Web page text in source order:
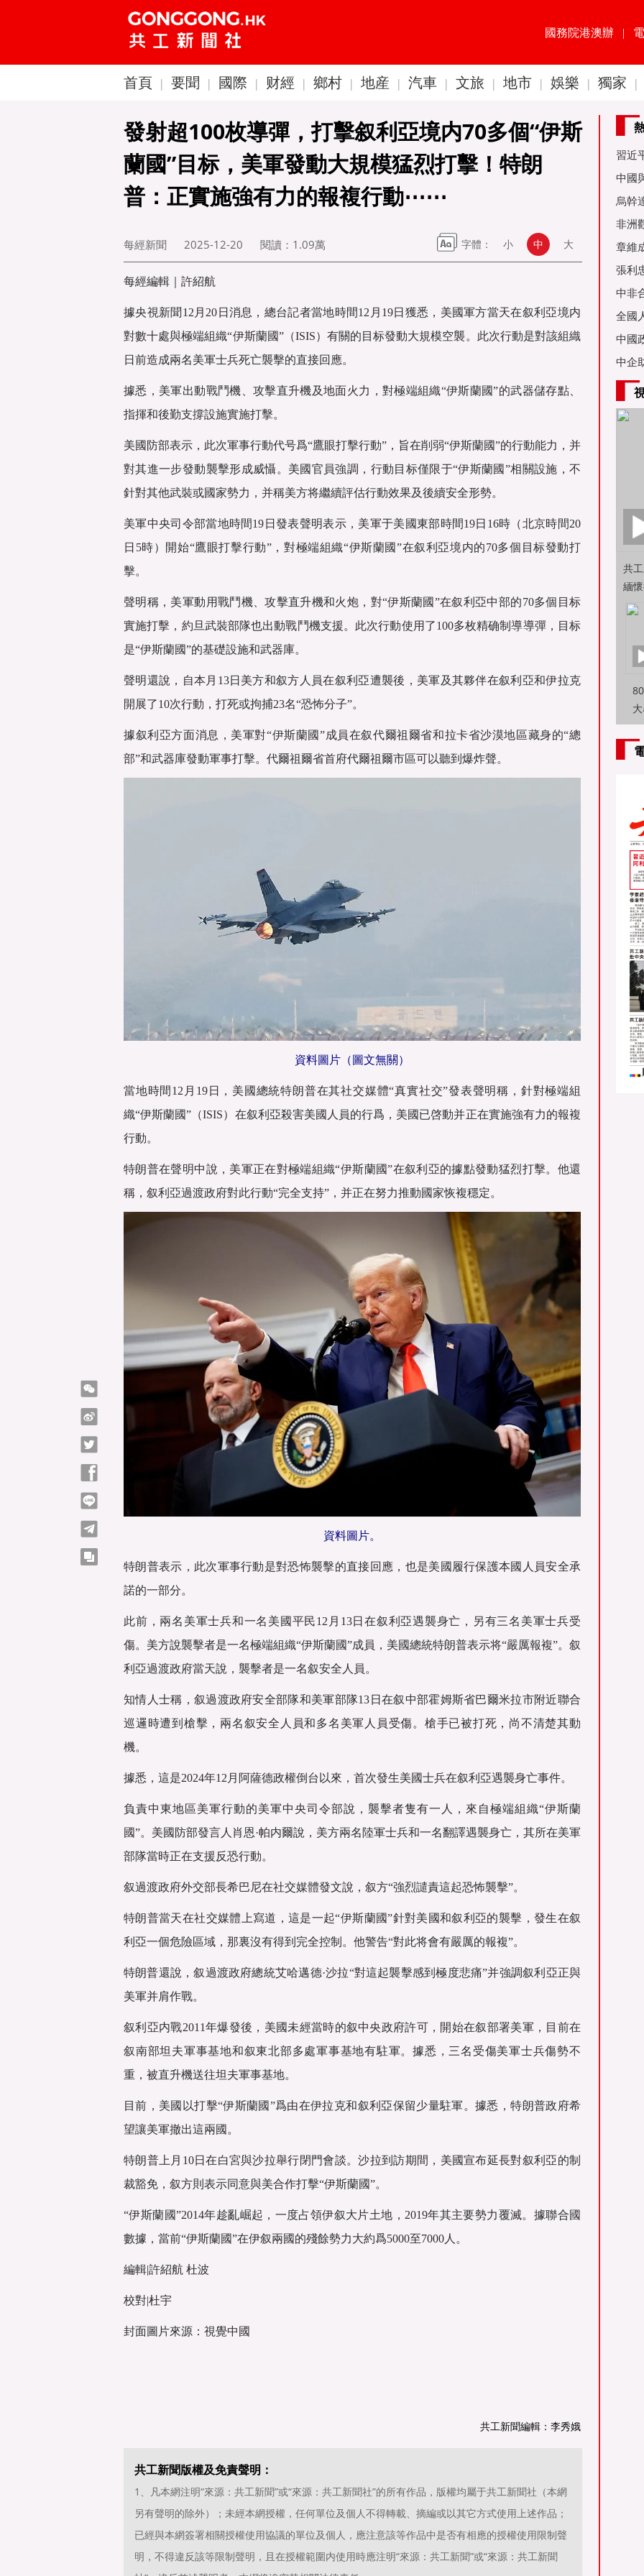
國務院港澳辦 |
首頁 | 要聞 | 國際 | 财經 | 鄉村 | 地産 | 汽車 | 文旅 | 地市 | 娛樂 | 獨家 |
發射超100枚導彈，打擊叙利亞境内70多個“伊斯
蘭國”目标，美軍發動大規模猛烈打擊！特朗
普：正實施強有力的報複行動⋯⋯
每經新聞 2025-12-20 閱讀： 1.09萬 字體： 小 中 大
每經編輯｜許紹航
據央視新聞12月20日消息，總台記者當地時間12月19日獲悉，美國軍方當天在叙利亞境内
對數十處與極端組織“伊斯蘭國”（ISIS）有關的目标發動大規模空襲。此次行動是對該組織
日前造成兩名美軍士兵死亡襲擊的直接回應。
據悉，美軍出動戰鬥機、攻擊直升機及地面火力，對極端組織“伊斯蘭國”的武器儲存點、
指揮和後勤支撐設施實施打擊。
美國防部表示，此次軍事行動代号爲“鷹眼打擊行動”，旨在削弱“伊斯蘭國”的行動能力，并
對其進一步發動襲擊形成威懾。美國官員強調，行動目标僅限于“伊斯蘭國”相關設施，不
針對其他武裝或國家勢力，并稱美方将繼續評估行動效果及後續安全形勢。
美軍中央司令部當地時間19日發表聲明表示，美軍于美國東部時間19日16時（北京時間20
日5時）開始“鷹眼打擊行動”，對極端組織“伊斯蘭國”在叙利亞境内的70多個目标發動打
擊。
聲明稱，美軍動用戰鬥機、攻擊直升機和火炮，對“伊斯蘭國”在叙利亞中部的70多個目标
實施打擊，約旦武裝部隊也出動戰鬥機支援。此次行動使用了100多枚精确制導導彈，目标
是“伊斯蘭國”的基礎設施和武器庫。
聲明還說，自本月13日美方和叙方人員在叙利亞遭襲後，美軍及其夥伴在叙利亞和伊拉克
開展了10次行動，打死或拘捕23名“恐怖分子”。
據叙利亞方面消息，美軍對“伊斯蘭國”成員在叙代爾祖爾省和拉卡省沙漠地區藏身的“總
部”和武器庫發動軍事打擊。代爾祖爾省首府代爾祖爾市區可以聽到爆炸聲。
資料圖片（圖文無關）
當地時間12月19日，美國總統特朗普在其社交媒體“真實社交”發表聲明稱，針對極端組
織“伊斯蘭國”（ISIS）在叙利亞殺害美國人員的行爲，美國已啓動并正在實施強有力的報複
行動。
特朗普在聲明中說，美軍正在對極端組織“伊斯蘭國”在叙利亞的據點發動猛烈打擊。他還
稱，叙利亞過渡政府對此行動“完全支持”，并正在努力推動國家恢複穩定。
資料圖片。
特朗普表示，此次軍事行動是對恐怖襲擊的直接回應，也是美國履行保護本國人員安全承
諾的一部分。
此前，兩名美軍士兵和一名美國平民12月13日在叙利亞遇襲身亡，另有三名美軍士兵受
傷。美方說襲擊者是一名極端組織“伊斯蘭國”成員，美國總統特朗普表示将“嚴厲報複”。叙
利亞過渡政府當天說，襲擊者是一名叙安全人員。
知情人士稱，叙過渡政府安全部隊和美軍部隊13日在叙中部霍姆斯省巴爾米拉市附近聯合
巡邏時遭到槍擊，兩名叙安全人員和多名美軍人員受傷。槍手已被打死，尚不清楚其動
機。
據悉，這是2024年12月阿薩德政權倒台以來，首次發生美國士兵在叙利亞遇襲身亡事件。
負責中東地區美軍行動的美軍中央司令部說，襲擊者隻有一人，來自極端組織“伊斯蘭
國”。美國防部發言人肖恩·帕内爾說，美方兩名陸軍士兵和一名翻譯遇襲身亡，其所在美軍
部隊當時正在支援反恐行動。
叙過渡政府外交部長希巴尼在社交媒體發文說，叙方“強烈譴責這起恐怖襲擊”。
特朗普當天在社交媒體上寫道，這是一起“伊斯蘭國”針對美國和叙利亞的襲擊，發生在叙
利亞一個危險區域，那裏沒有得到完全控制。他警告“對此将會有嚴厲的報複”。
特朗普還說，叙過渡政府總統艾哈邁德·沙拉“對這起襲擊感到極度悲痛”并強調叙利亞正與
美軍并肩作戰。
叙利亞内戰2011年爆發後，美國未經當時的叙中央政府許可，開始在叙部署美軍，目前在
叙南部坦夫軍事基地和叙東北部多處軍事基地有駐軍。據悉，三名受傷美軍士兵傷勢不
重，被直升機送往坦夫軍事基地。
目前，美國以打擊“伊斯蘭國”爲由在伊拉克和叙利亞保留少量駐軍。據悉，特朗普政府希
望讓美軍撤出這兩國。
特朗普上月10日在白宮與沙拉舉行閉門會談。沙拉到訪期間，美國宣布延長對叙利亞的制
裁豁免，叙方則表示同意與美合作打擊“伊斯蘭國”。
“伊斯蘭國”2014年趁亂崛起，一度占領伊叙大片土地，2019年其主要勢力覆滅。據聯合國
數據，當前“伊斯蘭國”在伊叙兩國的殘餘勢力大約爲5000至7000人。
編輯|許紹航 杜波
校對|杜宇
封面圖片來源：視覺中國
共工新聞編輯：李秀娥
共工新聞版權及免責聲明：
1、凡本網注明“來源：共工新聞”或“來源：共工新聞社”的所有作品，版權均屬于共工新聞社（本網
另有聲明的除外）；未經本網授權，任何單位及個人不得轉載、摘編或以其它方式使用上述作品；
已經與本網簽署相關授權使用協議的單位及個人，應注意該等作品中是否有相應的授權使用限制聲
明，不得違反該等限制聲明，且在授權範圍内使用時應注明“來源：共工新聞”或“來源：共工新聞
習近
60周
中國
金達
烏幹
事務
非洲
是棋
章維
張利
烏友
中非
全國
亞舉
中國
中企
共
緬